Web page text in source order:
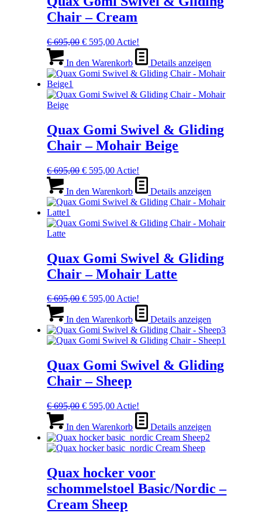
Chair – Cream
€695,00 Ursprünglicher
war:
€ 695,00
€ 595,00Aktueller
ist:
€ 595,00.
Actie!
In den Warenkorb Details anzeigen
Quax Gomi Swivel & Gliding
Chair – Mohair Beige
€695,00 Ursprünglicher
war:
€ 695,00
€ 595,00Aktueller
ist:
€ 595,00.
Actie!
In den Warenkorb Details anzeigen
Quax Gomi Swivel & Gliding
Chair – Mohair Latte
€695,00 Ursprünglicher
war:
€ 695,00
€ 595,00Aktueller
ist:
€ 595,00.
Actie!
In den Warenkorb Details anzeigen
Quax Gomi Swivel & Gliding
Chair – Sheep
€695,00 Ursprünglicher
war:
€ 695,00
€ 595,00Aktueller
ist:
€ 595,00.
Actie!
In den Warenkorb Details anzeigen
Quax hocker voor
schommelstoel Basic/Nordic –
Cream Sheep